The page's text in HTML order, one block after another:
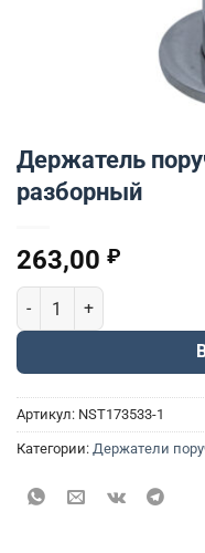
Держатель
разборный
263,00 ₽
Количество товара
Артикул: NST173533-1
Категории: Держатели